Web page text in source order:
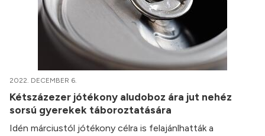
2022. DECEMBER 6.
Kétszázezer jótékony aludoboz ára jut nehéz
sorsú gyerekek táboroztatására
Idén márciustól jótékony célra is felajánlhatták a